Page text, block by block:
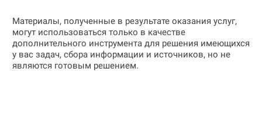
Материалы, полученные в результате оказания услуг,
могут использоваться только в качестве
дополнительного инструмента для решения имеющихся
у вас задач, сбора информации и источников, но не
являются готовым решением.